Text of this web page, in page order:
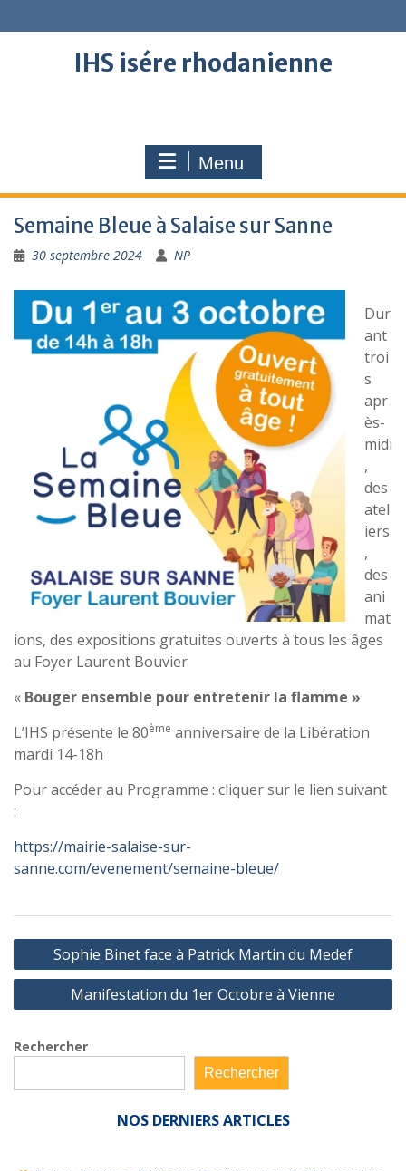
to
IHS isére rhodanienne
Menu
Semaine Bleue à Salaise sur Sanne
30 septembre 2024 NP
Dur
ant
troi
s
apr
ès-
midi
,
des
atel
iers
,
des
ani
mat
ions, des expositions gratuites ouverts à tous les âges
au Foyer Laurent Bouvier
« Bouger ensemble pour entretenir la flamme »
L’IHS présente le 80ème anniversaire de la Libération
mardi 14-18h
Pour accéder au Programme : cliquer sur le lien suivant
:
https://mairie-salaise-sur-
sanne.com/evenement/semaine-bleue/
Navigation
de
l’article
Sophie Binet face à Patrick Martin du Medef
Manifestation du 1er Octobre à Vienne
Rechercher
Rechercher
NOS DERNIERS ARTICLES